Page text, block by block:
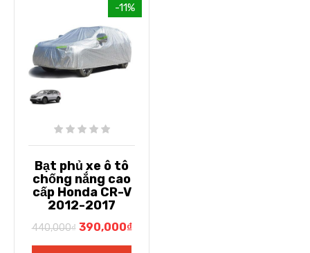
-11%
Bạt phủ xe ô tô
chống nắng cao
cấp Honda CR-V
2012-2017
440,000₫ 390,000₫